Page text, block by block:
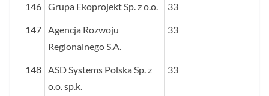
146 Grupa Ekoprojekt Sp. z o.o. 33
147 Agencja Rozwoju
Regionalnego S.A.
33
148 ASD Systems Polska Sp. z
o.o. sp.k.
33